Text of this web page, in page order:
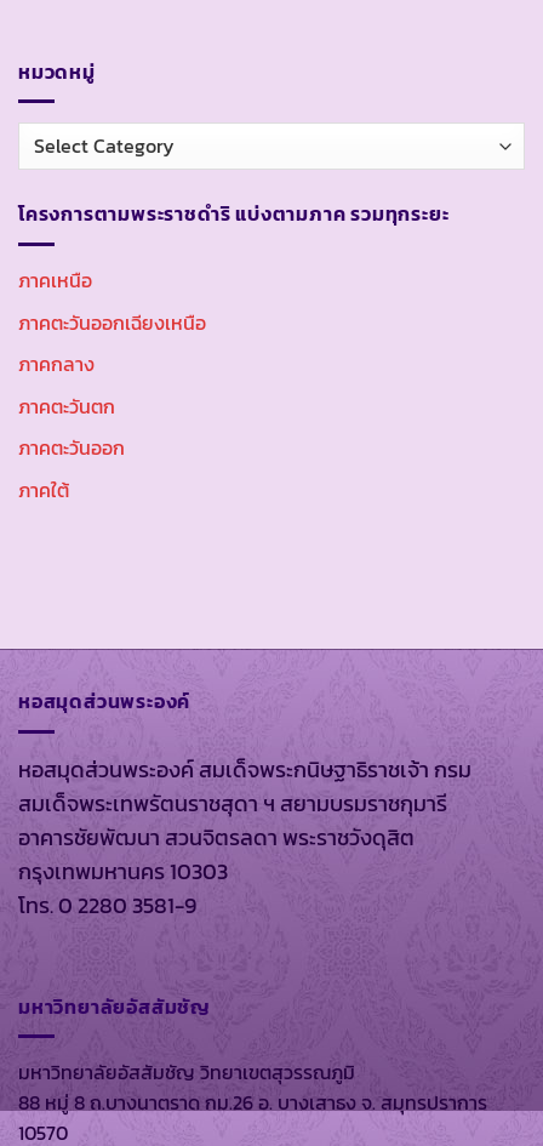
หมวดหมู่
หมวด
หมู่
โครงการตามพระราชดำริ แบ่งตามภาค รวมทุกระยะ
ภาคเหนือ
ภาคตะวันออกเฉียงเหนือ
ภาคกลาง
ภาคตะวันตก
ภาคตะวันออก
ภาคใต้
หอสมุดส่วนพระองค์
หอสมุดส่วนพระองค์ สมเด็จพระกนิษฐาธิราชเจ้า กรม
สมเด็จพระเทพรัตนราชสุดา ฯ สยามบรมราชกุมารี
อาคารชัยพัฒนา สวนจิตรลดา พระราชวังดุสิต
กรุงเทพมหานคร 10303
โทร. 0 2280 3581-9
มหาวิทยาลัยอัสสัมชัญ
มหาวิทยาลัยอัสสัมชัญ วิทยาเขตสุวรรณภูมิ
88 หมู่ 8 ถ.บางนาตราด กม.26 อ. บางเสาธง จ. สมุทรปราการ
10570